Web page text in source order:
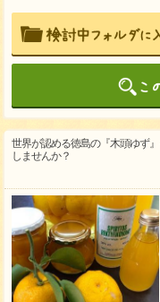
世界が認める徳島の『木頭ゆず
しませんか？